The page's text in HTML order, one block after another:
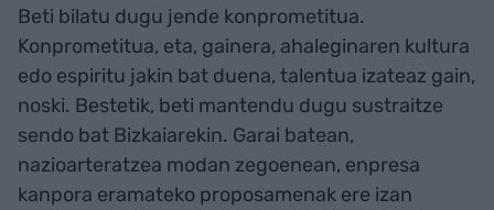
Beti bilatu dugu jende konprometitua.
Konprometitua, eta, gainera, ahaleginaren kultura
edo espiritu jakin bat duena, talentua izateaz gain,
noski. Bestetik, beti mantendu dugu sustraitze
sendo bat Bizkaiarekin. Garai batean,
nazioarteratzea modan zegoenean, enpresa
kanpora eramateko proposamenak ere izan